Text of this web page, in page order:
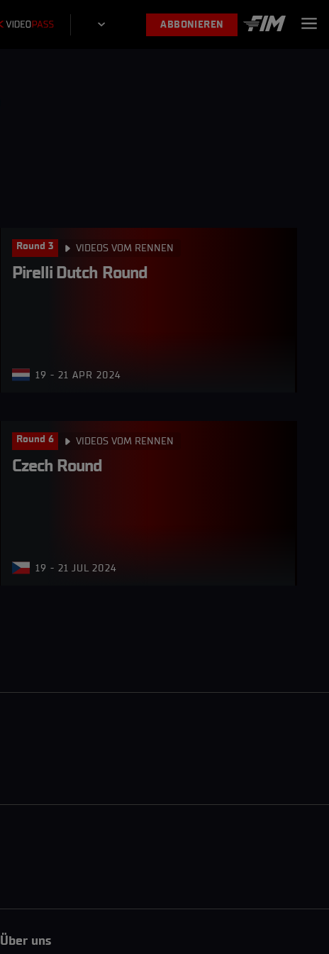
ABBONIEREN
Round 3 VIDEOS VOM RENNEN
Pirelli Dutch Round
19 - 21 APR 2024
Round 6 VIDEOS VOM RENNEN
Czech Round
19 - 21 JUL 2024
Über uns